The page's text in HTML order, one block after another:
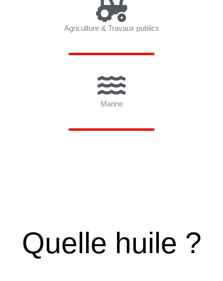
Agriculture & Travaux publics
Marine
Quelle huile ?